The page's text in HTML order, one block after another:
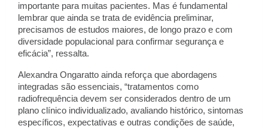
importante para muitas pacientes. Mas é fundamental
lembrar que ainda se trata de evidência preliminar,
precisamos de estudos maiores, de longo prazo e com
diversidade populacional para confirmar segurança e
eficácia”, ressalta.
Alexandra Ongaratto ainda reforça que abordagens
integradas são essenciais, “tratamentos como
radiofrequência devem ser considerados dentro de um
plano clínico individualizado, avaliando histórico, sintomas
específicos, expectativas e outras condições de saúde,